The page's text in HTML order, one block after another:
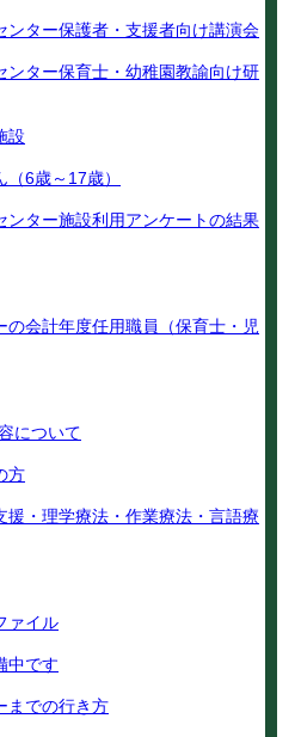
ンター保護者・支援者向け講演会
ンター保育士・幼稚園教諭向け研
設
6歳～17歳）
ンター施設利用アンケートの結果
の会計年度任用職員（保育士・児
について
方
援・理学療法・作業療法・言語療
ァイル
中です
までの行き方